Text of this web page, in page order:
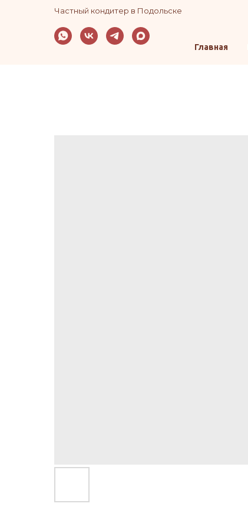
Частный кондитер в Подольске
Главная